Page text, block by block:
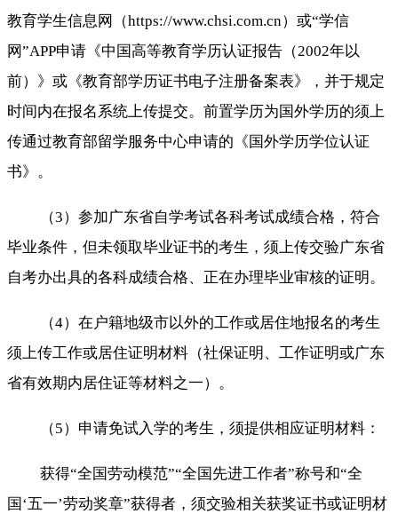
教育学生信息网（https://www.chsi.com.cn）或“学信
网”APP申请《中国高等教育学历认证报告（2002年以
前）》或《教育部学历证书电子注册备案表》，并于规定
时间内在报名系统上传提交。前置学历为国外学历的须上
传通过教育部留学服务中心申请的《国外学历学位认证
书》。
（3）参加广东省自学考试各科考试成绩合格，符合
毕业条件，但未领取毕业证书的考生，须上传交验广东省
自考办出具的各科成绩合格、正在办理毕业审核的证明。
（4）在户籍地级市以外的工作或居住地报名的考生
须上传工作或居住证明材料（社保证明、工作证明或广东
省有效期内居住证等材料之一）。
（5）申请免试入学的考生，须提供相应证明材料：
获得“全国劳动模范”“全国先进工作者”称号和“全
国‘五一’劳动奖章”获得者，须交验相关获奖证书或证明材